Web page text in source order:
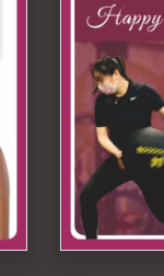
推薦 #左
私人教